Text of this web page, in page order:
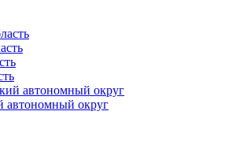
автономный округ
автономный округ